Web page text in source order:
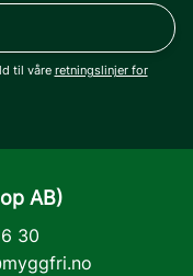
til våre retningslinjer for
AB)
30